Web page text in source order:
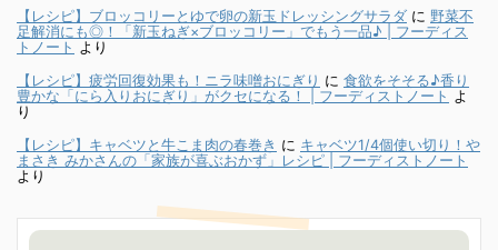
【レシピ】ブロッコリーとゆで卵の新玉ドレッシングサラダ に 野菜不
足解消にも◎！「新玉ねぎ×ブロッコリー」でもう一品♪ | フーディス
トノート より
【レシピ】疲労回復効果も！ニラ味噌おにぎり に 食欲をそそる♪香り
豊かな「にら入りおにぎり」がクセになる！ | フーディストノート よ
り
【レシピ】キャベツと牛こま肉の春巻き に キャベツ1/4個使い切り！や
まさき みかさんの「家族が喜ぶおかず」レシピ | フーディストノート
より